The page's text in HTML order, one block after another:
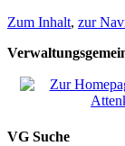
Zum Inhalt, zur
VG Suche